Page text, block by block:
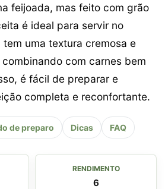
feijoada, mas feito com grão
é ideal para servir no
tem uma textura cremosa e
com carnes bem
é fácil de preparar e
completa e reconfortante.
de preparo Dicas FAQ
RENDIMENTO
6